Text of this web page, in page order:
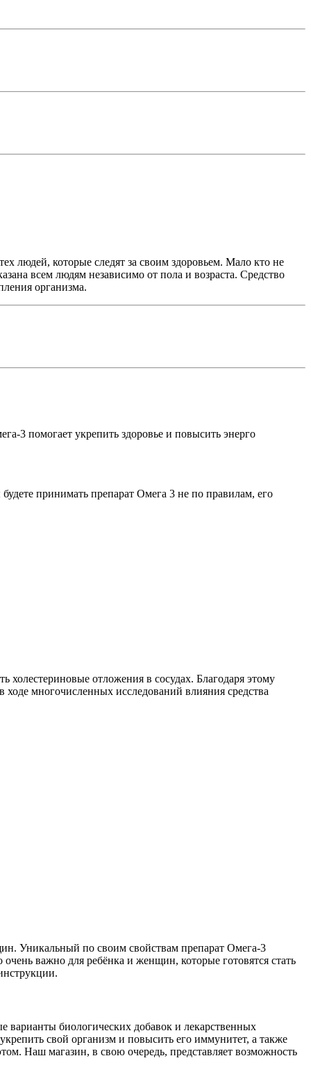
людей, которые следят за своим здоровьем. Мало кто не
всем людям независимо от пола и возраста. Средство
организма.
3 помогает укрепить здоровье и повысить энерго
принимать препарат Омега 3 не по правилам, его
холестериновые отложения в сосудах. Благодаря этому
многочисленных исследований влияния средства
Уникальный по своим свойствам препарат Омега-3
важно для ребёнка и женщин, которые готовятся стать
варианты биологических добавок и лекарственных
свой организм и повысить его иммунитет, а также
Наш магазин, в свою очередь, представляет возможность